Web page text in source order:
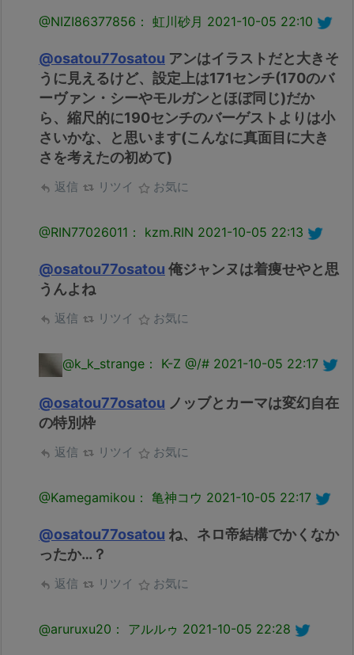
@NIZI86377856： 虹川砂月 2021-10-05 22:10
@osatou77osatou アンはイラストだと大きそ
うに見えるけど、設定上は171センチ(170のバ
ーヴァン・シーやモルガンとほぼ同じ)だか
ら、縮尺的に190センチのバーゲストよりは小
さいかな、と思います(こんなに真面目に大き
さを考えたの初めて)
返信 リツイ お気に
@RIN77026011： kzm.RIN 2021-10-05 22:13
@osatou77osatou 俺ジャンヌは着痩せやと思
うんよね
返信 リツイ お気に
@k_k_strange： K-Z @/# 2021-10-05 22:17
@osatou77osatou ノッブとカーマは変幻自在
の特別枠
返信 リツイ お気に
@Kamegamikou： 亀神コウ 2021-10-05 22:17
@osatou77osatou ね、ネロ帝結構でかくなか
ったか…？
返信 リツイ お気に
@aruruxu20： アルルゥ 2021-10-05 22:28